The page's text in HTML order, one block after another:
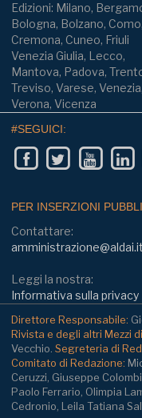
Edizioni: Milano,
Bologna, Bolzano, Como,
Cremona, Cuneo, Friuli
Venezia Giulia, Lecco,
Mantova, Padova,
Treviso, Varese, Venezia,
Verona, Vicenza
#SEGUICI:
PER INSERZIONI
Contattare:
amministrazione@aldai.it
Leggi la nostra:
Informativa sulla privacy
Direttore Responsabile:
Rivista e degli altri Mezzi
Vecchio. Segreteria di
Comitato di Redazione:
Ceruzzi, Giuseppe
Paolo Ferrario, Olimpia
Cedronio, Leila Tatiana